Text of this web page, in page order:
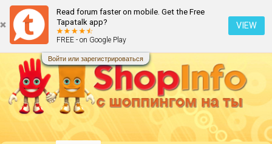
Read forum faster on mobile. Get the Free
Tapatalk app?
FREE - on Google Play
VIEW
Войти или зарегистрироваться